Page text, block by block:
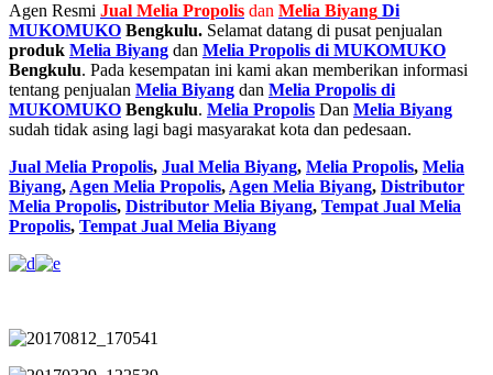
Agen Resmi Jual Melia Propolis dan Melia Biyang Di
MUKOMUKO Bengkulu. Selamat datang di pusat penjualan
produk Melia Biyang dan Melia Propolis di MUKOMUKO
Bengkulu. Pada kesempatan ini kami akan memberikan informasi
tentang penjualan Melia Biyang dan Melia Propolis di
MUKOMUKO Bengkulu. Melia Propolis Dan Melia Biyang
sudah tidak asing lagi bagi masyarakat kota dan pedesaan.
Jual Melia Propolis, Jual Melia Biyang, Melia Propolis, Melia
Biyang, Agen Melia Propolis, Agen Melia Biyang, Distributor
Melia Propolis, Distributor Melia Biyang, Tempat Jual Melia
Propolis, Tempat Jual Melia Biyang